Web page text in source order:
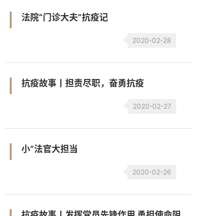
法院“门诊大夫”抗疫记
2020-02-28
抗疫故事丨担责尽职，奋勇抗疫
2020-02-27
小”法官大担当
2020-02-26